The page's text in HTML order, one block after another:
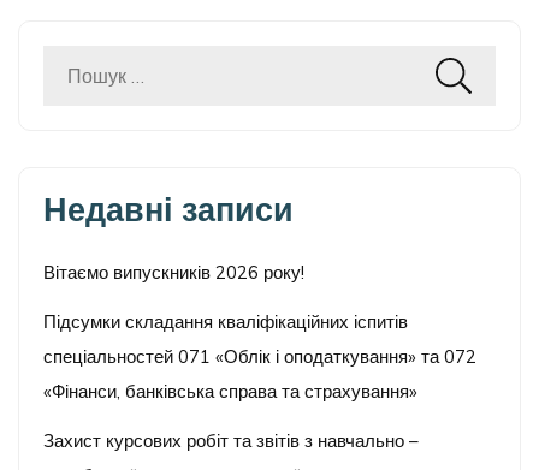
Пошук:
Недавні записи
Вітаємо випускників 2026 року!
Підсумки складання кваліфікаційних іспитів
спеціальностей 071 «Облік і оподаткування» та 072
«Фінанси, банківська справа та страхування»
Захист курсових робіт та звітів з навчально –